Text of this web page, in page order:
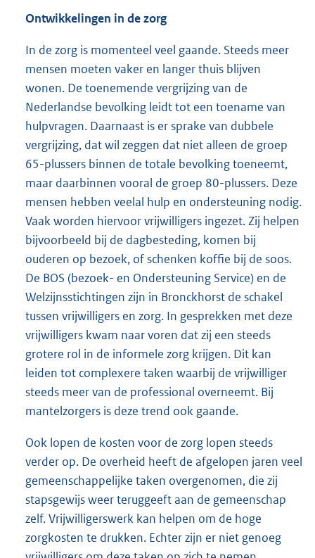
Ontwikkelingen in de zorg
In de zorg is momenteel veel gaande. Steeds meer
mensen moeten vaker en langer thuis blijven
wonen. De toenemende vergrijzing van de
Nederlandse bevolking leidt tot een toename van
hulpvragen. Daarnaast is er sprake van dubbele
vergrijzing, dat wil zeggen dat niet alleen de groep
65-plussers binnen de totale bevolking toeneemt,
maar daarbinnen vooral de groep 80-plussers. Deze
mensen hebben veelal hulp en ondersteuning nodig.
Vaak worden hiervoor vrijwilligers ingezet. Zij helpen
bijvoorbeeld bij de dagbesteding, komen bij
ouderen op bezoek, of schenken koffie bij de soos.
De BOS (bezoek- en Ondersteuning Service) en de
Welzijnsstichtingen zijn in Bronckhorst de schakel
tussen vrijwilligers en zorg. In gesprekken met deze
vrijwilligers kwam naar voren dat zij een steeds
grotere rol in de informele zorg krijgen. Dit kan
leiden tot complexere taken waarbij de vrijwilliger
steeds meer van de professional overneemt. Bij
mantelzorgers is deze trend ook gaande.
Ook lopen de kosten voor de zorg lopen steeds
verder op. De overheid heeft de afgelopen jaren veel
gemeenschappelijke taken overgenomen, die zij
stapsgewijs weer teruggeeft aan de gemeenschap
zelf. Vrijwilligerswerk kan helpen om de hoge
zorgkosten te drukken. Echter zijn er niet genoeg